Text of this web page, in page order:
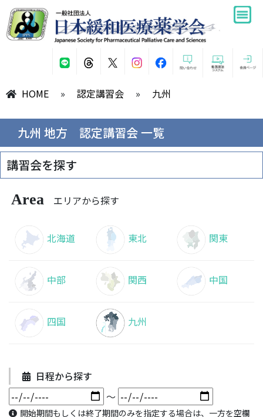
HOME » 認定講習会 » 九州
九州 地方 認定講習会 一覧
講習会を探す
Area エリアから探す
北海道 東北 関東
中部 関西 中国
四国 九州
日程から探す
～
開始期間もしくは終了期間のみを指定する場合は、一方を空欄